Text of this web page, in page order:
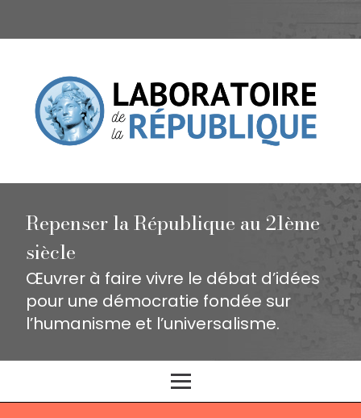
Repenser la République au 21ème
siècle
Œuvrer à faire vivre le débat d’idées
pour une démocratie fondée sur
l’humanisme et l’universalisme.